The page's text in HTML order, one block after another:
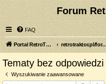
Forum
FAQ
Portal RetroTRAKTOR.pl
Tematy bez odpowiedzi
Wyszukiwanie zaawansowane